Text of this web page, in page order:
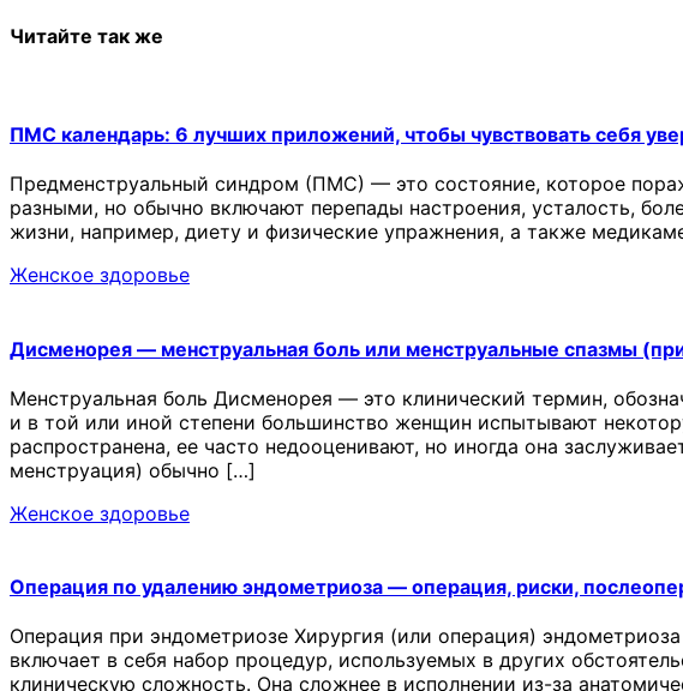
Читайте так же
ПМС календарь: 6 лучших приложений, чтобы чувствовать себя
Предменструальный синдром (ПМС) — это состояние, которое
разными, но обычно включают перепады настроения, усталость,
жизни, например, диету и физические упражнения, а также
Женское здоровье
Дисменорея — менструальная боль или менструальные спазмы
Менструальная боль Дисменорея — это клинический термин,
и в той или иной степени большинство женщин испытывают
распространена, ее часто недооценивают, но иногда она
менструация) обычно […]
Женское здоровье
Операция по удалению эндометриоза — операция, риски,
Операция при эндометриозе Хирургия (или операция)
включает в себя набор процедур, используемых в других
клиническую сложность. Она сложнее в исполнении из-за